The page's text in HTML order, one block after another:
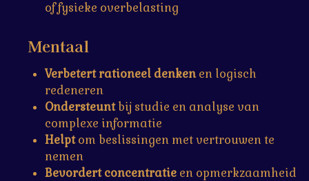
of fysieke overbelasting
Mentaal
Verbetert rationeel denkenen logisch
redeneren
Ondersteuntbij studie en analyse van
complexe informatie
Helptom beslissingen met vertrouwen te
nemen
Bevordert concentratieen opmerkzaamheid